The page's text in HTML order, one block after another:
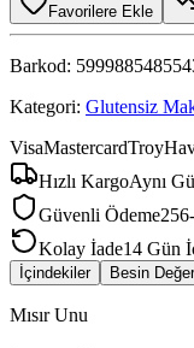
Favorilere Ekle
Barkod:
Kategori: Glutensiz
VisaMastercardTroy
Hızlı KargoAynı
Güvenli Ödeme
Kolay İade14 Gün
İçindekiler Besin
Mısır Unu